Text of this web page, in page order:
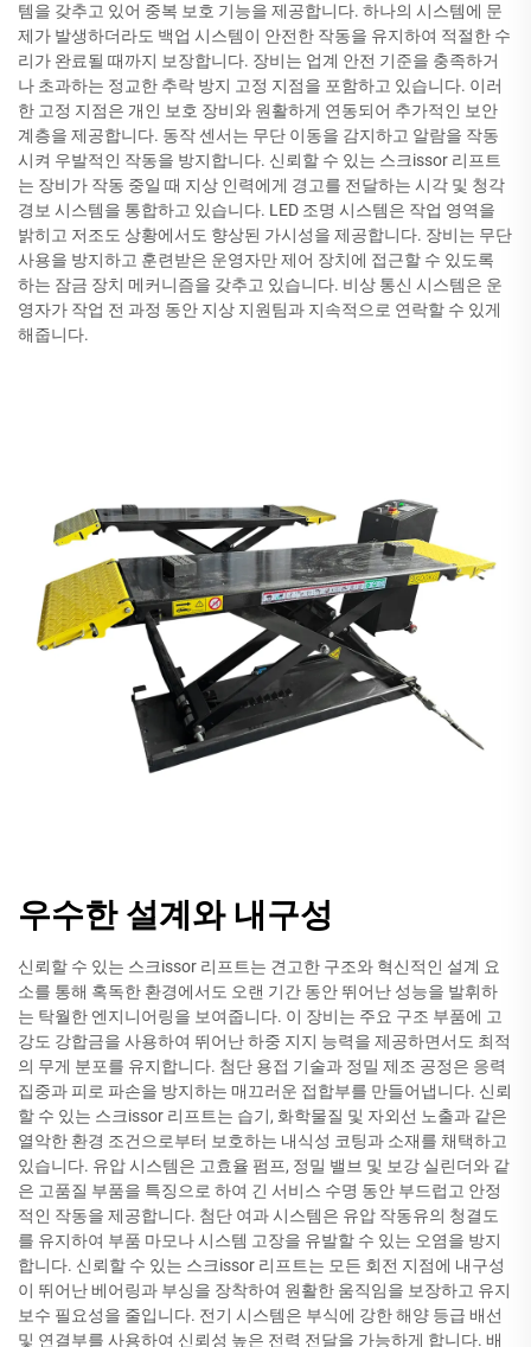
템을 갖추고 있어 중복 보호 기능을 제공합니다. 하나의 시스템에 문
제가 발생하더라도 백업 시스템이 안전한 작동을 유지하여 적절한 수
리가 완료될 때까지 보장합니다. 장비는 업계 안전 기준을 충족하거
나 초과하는 정교한 추락 방지 고정 지점을 포함하고 있습니다. 이러
한 고정 지점은 개인 보호 장비와 원활하게 연동되어 추가적인 보안
계층을 제공합니다. 동작 센서는 무단 이동을 감지하고 알람을 작동
시켜 우발적인 작동을 방지합니다. 신뢰할 수 있는 스크issor 리프트
는 장비가 작동 중일 때 지상 인력에게 경고를 전달하는 시각 및 청각
경보 시스템을 통합하고 있습니다. LED 조명 시스템은 작업 영역을
밝히고 저조도 상황에서도 향상된 가시성을 제공합니다. 장비는 무단
사용을 방지하고 훈련받은 운영자만 제어 장치에 접근할 수 있도록
하는 잠금 장치 메커니즘을 갖추고 있습니다. 비상 통신 시스템은 운
영자가 작업 전 과정 동안 지상 지원팀과 지속적으로 연락할 수 있게
해줍니다.
우수한 설계와 내구성
신뢰할 수 있는 스크issor 리프트는 견고한 구조와 혁신적인 설계 요
소를 통해 혹독한 환경에서도 오랜 기간 동안 뛰어난 성능을 발휘하
는 탁월한 엔지니어링을 보여줍니다. 이 장비는 주요 구조 부품에 고
강도 강합금을 사용하여 뛰어난 하중 지지 능력을 제공하면서도 최적
의 무게 분포를 유지합니다. 첨단 용접 기술과 정밀 제조 공정은 응력
집중과 피로 파손을 방지하는 매끄러운 접합부를 만들어냅니다. 신뢰
할 수 있는 스크issor 리프트는 습기, 화학물질 및 자외선 노출과 같은
열악한 환경 조건으로부터 보호하는 내식성 코팅과 소재를 채택하고
있습니다. 유압 시스템은 고효율 펌프, 정밀 밸브 및 보강 실린더와 같
은 고품질 부품을 특징으로 하여 긴 서비스 수명 동안 부드럽고 안정
적인 작동을 제공합니다. 첨단 여과 시스템은 유압 작동유의 청결도
를 유지하여 부품 마모나 시스템 고장을 유발할 수 있는 오염을 방지
합니다. 신뢰할 수 있는 스크issor 리프트는 모든 회전 지점에 내구성
이 뛰어난 베어링과 부싱을 장착하여 원활한 움직임을 보장하고 유지
보수 필요성을 줄입니다. 전기 시스템은 부식에 강한 해양 등급 배선
및 연결부를 사용하여 신뢰성 높은 전력 전달을 가능하게 합니다. 배